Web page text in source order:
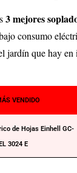
3mejores
consumo
jardín que hay en
VENDIDO
de Hojas Einhell GC-
3024 E